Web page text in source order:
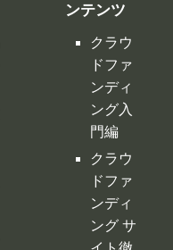
クラウ
ドファ
ンディ
ング サ
イト徹
底比較
クラウ
ドファ
ンディ
ング 人
気サイ